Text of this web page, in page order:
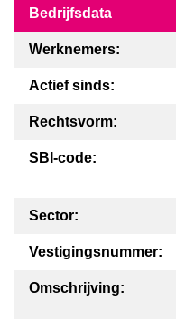
Bedrijfsdata
Werknemers:
Actief sinds:
Rechtsvorm:
SBI-code:
Sector:
Vestigingsnummer:
Omschrijving: